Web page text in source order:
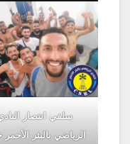
سلفي انتصار
الرياضي بالبئر